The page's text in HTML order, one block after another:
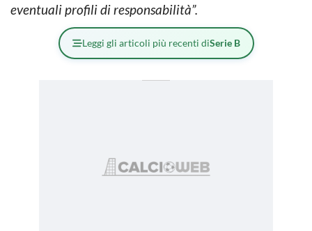
eventuali profili di responsabilità”.
Leggi gli articoli più recenti diSerie B